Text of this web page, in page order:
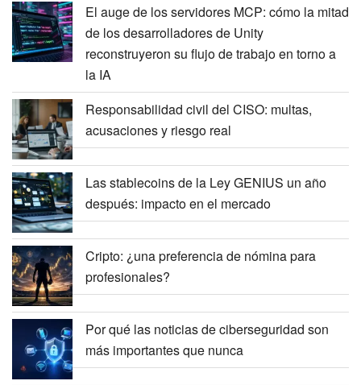
El auge de los servidores MCP: cómo la mitad
de los desarrolladores de Unity
reconstruyeron su flujo de trabajo en torno a
la IA
Responsabilidad civil del CISO: multas,
acusaciones y riesgo real
Las stablecoins de la Ley GENIUS un año
después: impacto en el mercado
Cripto: ¿una preferencia de nómina para
profesionales?
Por qué las noticias de ciberseguridad son
más importantes que nunca